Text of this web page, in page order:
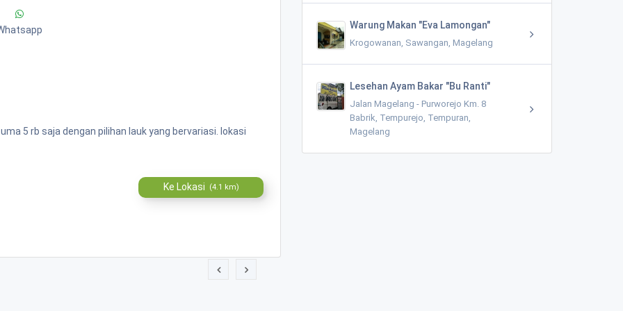
5 rb saja dengan pilihan lauk yang bervariasi. lokasi
Ke Lokasi (4.1 km)
Warung Makan "Eva Lamongan"
Krogowanan, Sawangan, Magelang
Lesehan Ayam Bakar "Bu Ranti"
Jalan Magelang - Purworejo Km. 8
Babrik, Tempurejo, Tempuran,
Magelang